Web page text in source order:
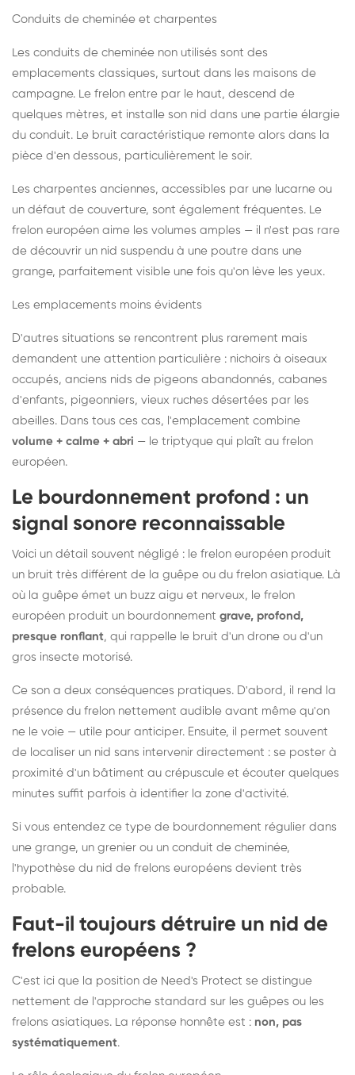
Conduits de cheminée et charpentes
Les conduits de cheminée non utilisés sont des
emplacements classiques, surtout dans les maisons de
campagne. Le frelon entre par le haut, descend de
quelques mètres, et installe son nid dans une partie élargie
du conduit. Le bruit caractéristique remonte alors dans la
pièce d'en dessous, particulièrement le soir.
Les charpentes anciennes, accessibles par une lucarne ou
un défaut de couverture, sont également fréquentes. Le
frelon européen aime les volumes amples — il n'est pas rare
de découvrir un nid suspendu à une poutre dans une
grange, parfaitement visible une fois qu'on lève les yeux.
Les emplacements moins évidents
D'autres situations se rencontrent plus rarement mais
demandent une attention particulière : nichoirs à oiseaux
occupés, anciens nids de pigeons abandonnés, cabanes
d'enfants, pigeonniers, vieux ruches désertées par les
abeilles. Dans tous ces cas, l'emplacement combine
volume + calme + abri — le triptyque qui plaît au frelon
européen.
Le bourdonnement profond : un
signal sonore reconnaissable
Voici un détail souvent négligé : le frelon européen produit
un bruit très différent de la guêpe ou du frelon asiatique. Là
où la guêpe émet un buzz aigu et nerveux, le frelon
européen produit un bourdonnement grave, profond,
presque ronflant, qui rappelle le bruit d'un drone ou d'un
gros insecte motorisé.
Ce son a deux conséquences pratiques. D'abord, il rend la
présence du frelon nettement audible avant même qu'on
ne le voie — utile pour anticiper. Ensuite, il permet souvent
de localiser un nid sans intervenir directement : se poster à
proximité d'un bâtiment au crépuscule et écouter quelques
minutes suffit parfois à identifier la zone d'activité.
Si vous entendez ce type de bourdonnement régulier dans
une grange, un grenier ou un conduit de cheminée,
l'hypothèse du nid de frelons européens devient très
probable.
Faut-il toujours détruire un nid de
frelons européens ?
C'est ici que la position de Need's Protect se distingue
nettement de l'approche standard sur les guêpes ou les
frelons asiatiques. La réponse honnête est : non, pas
systématiquement.